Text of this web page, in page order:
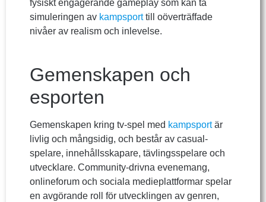
fysiskt engagerande gameplay som kan ta
simuleringen av kampsporttill oöverträffade
nivåer av realism och inlevelse.
Gemenskapen och
esporten
Gemenskapen kring tv-spel med kampsportär
livlig och mångsidig, och består av casual-
spelare, innehållsskapare, tävlingsspelare och
utvecklare. Community-drivna evenemang,
onlineforum och sociala medieplattformar spelar
en avgörande roll för utvecklingen av genren,